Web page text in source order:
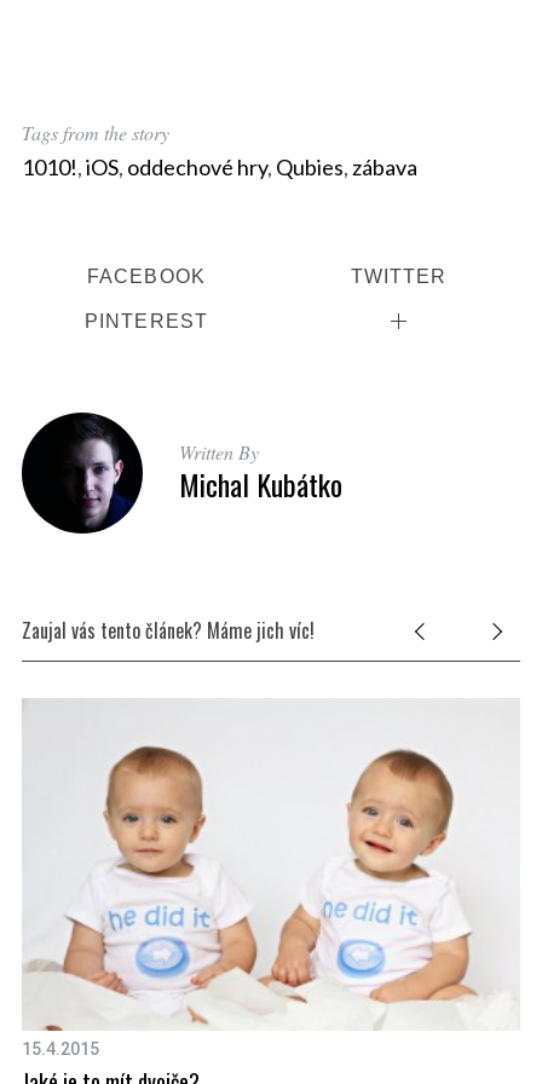
Tags from the story
1010!,iOS, oddechové hry, Qubies, zábava
FACEBOOK TWITTER
PINTEREST
Written By
Michal Kubátko
Zaujal vás tento článek? Máme jich víc!
15.4.2015